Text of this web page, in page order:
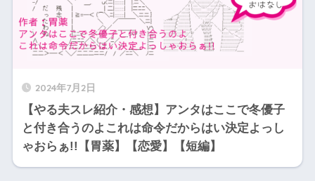
2024年7月2日
【やる夫スレ紹介・感想】アンタはここで冬優子
と付き合うのよこれは命令だからはい決定よっし
ゃおらぁ!!【胃薬】【恋愛】【短編】